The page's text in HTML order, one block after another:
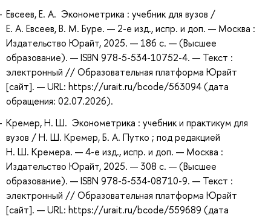
Евсеев, Е. А. Эконометрика : учебник для вузов /
Е. А. Евсеев, В. М. Буре. — 2-е изд., испр. и доп. — Москва :
Издательство Юрайт, 2025. — 186 с. — (Высшее
образование). — ISBN 978-5-534-10752-4. — Текст :
электронный // Образовательная платформа Юрайт
[сайт]. — URL: https://urait.ru/bcode/563094 (дата
обращения: 02.07.2026).
Кремер, Н. Ш. Эконометрика : учебник и практикум для
вузов / Н. Ш. Кремер, Б. А. Путко ; под редакцией
Н. Ш. Кремера. — 4-е изд., испр. и доп. — Москва :
Издательство Юрайт, 2025. — 308 с. — (Высшее
образование). — ISBN 978-5-534-08710-9. — Текст :
электронный // Образовательная платформа Юрайт
[сайт]. — URL: https://urait.ru/bcode/559689 (дата